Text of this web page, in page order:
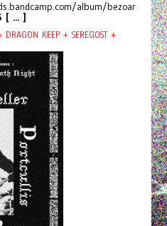
album/bezoar
[ ... ]
KEEP + SEREGOST +